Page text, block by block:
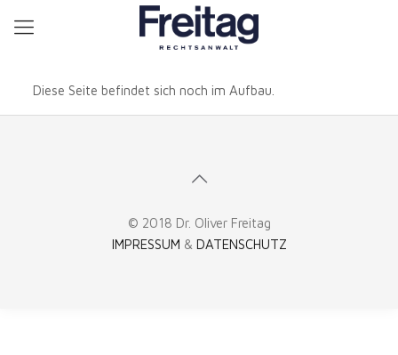
Diese Seite befindet sich noch im Aufbau.
© 2018 Dr. Oliver Freitag
IMPRESSUM & DATENSCHUTZ